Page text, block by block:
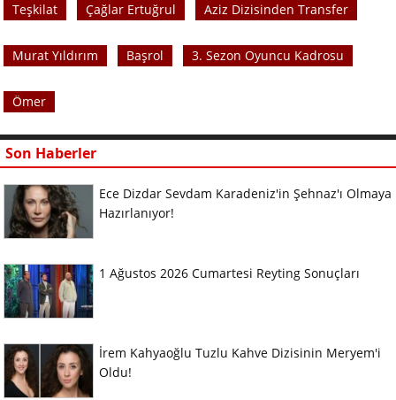
Teşkilat Çağlar Ertuğrul Aziz Dizisinden Transfer
Murat Yıldırım Başrol 3. Sezon Oyuncu Kadrosu
Ömer
Son Haberler
Ece Dizdar Sevdam Karadeniz'in Şehnaz'ı Olmaya
Hazırlanıyor!
1 Ağustos 2026 Cumartesi Reyting Sonuçları
İrem Kahyaoğlu Tuzlu Kahve Dizisinin Meryem'i
Oldu!